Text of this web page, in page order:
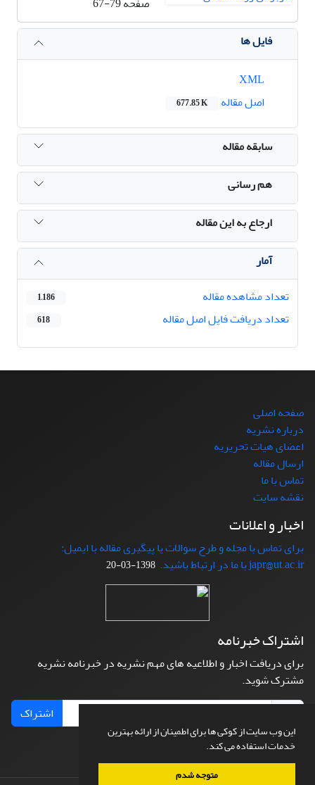
این وب سایت از کوکی ها برای اطمینان از ارائه بهترین
خدمات استفاده می کند.
متوجه شدم
فایل ها
اصل مقاله
677.85 K
سابقه مقاله
هم رسانی
ارجاع به این مقاله
آمار
تعداد مشاهده مقاله
1,186
تعداد دریافت فایل اصل مقاله 618
صفحه اصلی
درباره نشریه
اعضای هیات تحریریه
ارسال مقاله
تماس با ما
نقشه سایت
اخبار و اعلانات
برای تماس با مجله و طرح سوالات یا پیگیری مقاله با ایمیل:
japr@ut.ac.ir با ما در ارتباط باشید.
1398-03-20
اشتراک خبرنامه
برای دریافت اخبار و اطلاعیه های مهم نشریه در خبرنامه نشریه
مشترک شوید.
اشتراک